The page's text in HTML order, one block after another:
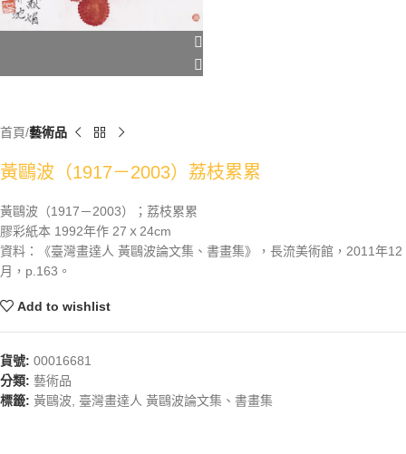
首頁 藝術品
黃鷗波（1917－2003）荔枝累累
黃鷗波（1917－2003）；荔枝累累
膠彩紙本 1992年作 27ｘ24cm
資料：《臺灣畫達人 黃鷗波論文集、書畫集》，長流美術館，2011年12
月，p.163。
Add to wishlist
貨號: 00016681
分類: 藝術品
標籤: 黃鷗波 臺灣畫達人 黃鷗波論文集、書畫集